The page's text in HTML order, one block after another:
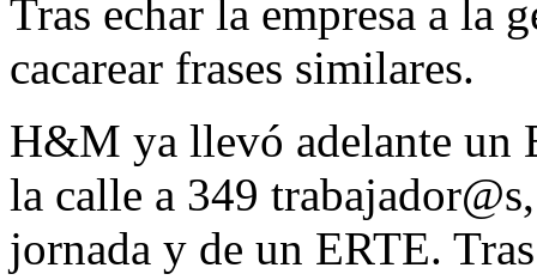
Tras echar la empresa a la
cacarear frases similares.
H&M ya llevó adelante un
la calle a 349
jornada y de un ERTE.